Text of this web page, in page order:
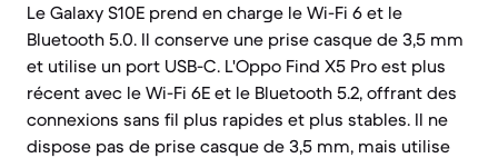
Le Galaxy S10E prend en charge le Wi-Fi 6 et le
Bluetooth 5.0. Il conserve une prise casque de 3,5 mm
et utilise un port USB-C. L'Oppo Find X5 Pro est plus
récent avec le Wi-Fi 6E et le Bluetooth 5.2, offrant des
connexions sans fil plus rapides et plus stables. Il ne
dispose pas de prise casque de 3,5 mm, mais utilise